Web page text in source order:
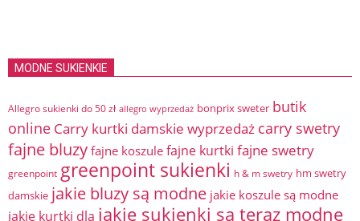
MODNE SUKIENKIE
Allegro sukienki do 50 zł allegro wyprzedaż bonprix sweter butik
online Carry kurtki damskie wyprzedaż carry swetry
fajne bluzy fajne koszule fajne kurtki fajne swetry
greenpoint greenpoint sukienki h & m swetry hm swetry
damskie jakie bluzy są modne jakie koszule są modne
jakie kurtki dla jakie sukienki są teraz modne